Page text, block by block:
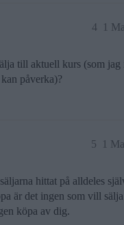
1
4
till aktuell kurs (som jag
påverka)?
1
5
hittat på alldeles
är det ingen som vill
köpa av dig.